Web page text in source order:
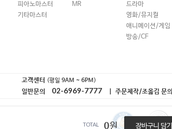
집밥 (여행스케치)
합창
출발 (김동률)
친구 (담소네공방) 합창
TOTAL 0원 장바구니 담기
피아노마스터
기타마스터
MR
드라마
영화/뮤지컬
애니메이션/게임
방송/CF
고객센터 (평일 9AM ~ 6PM)
일반문의 02-6969-7777 | 주문제작/조옮김 문의